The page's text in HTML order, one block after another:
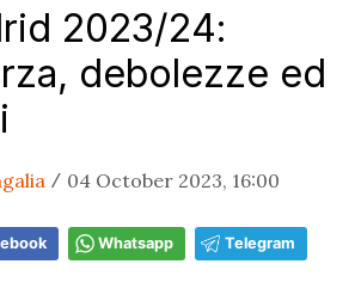
2023/24:
debolezze ed
/ 04 October 2023, 16:00
Whatsapp Telegram